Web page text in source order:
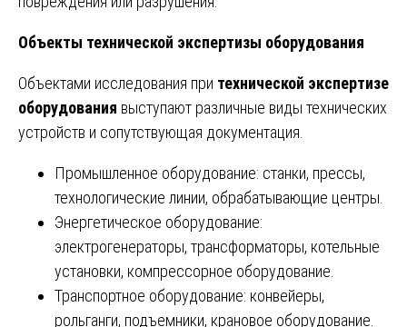
Объекты технической экспертизы оборудования
Объектами исследования при технической экспертизе
оборудования выступают различные виды технических
устройств и сопутствующая документация.
Промышленное оборудование: станки, прессы,
технологические линии, обрабатывающие центры.
Энергетическое оборудование:
электрогенераторы, трансформаторы, котельные
установки, компрессорное оборудование.
Транспортное оборудование: конвейеры,
рольганги, подъемники, крановое оборудование.